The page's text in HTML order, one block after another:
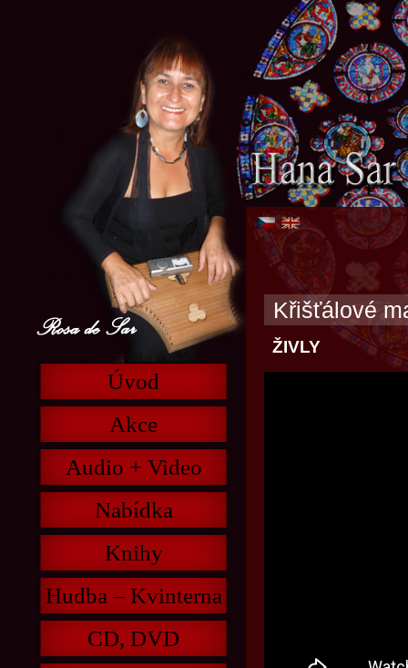
Křišťálové
ŽIVLY
Úvod
Akce
Audio + Video
Nabídka
Knihy
Hudba – Kvinterna
CD, DVD